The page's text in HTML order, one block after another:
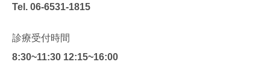
Tel. 06-6531-1815
診療受付時間
8:30~11:30 12:15~16:00